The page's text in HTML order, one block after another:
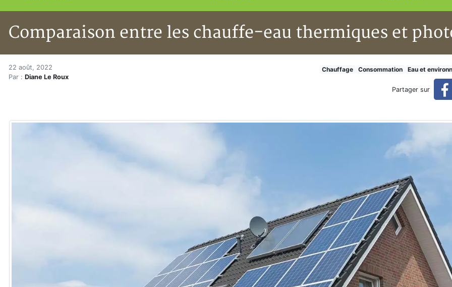
Comparaison entre les chauffe-eau thermiques et
Accueil
Articles
Comparaison entre les chauffe-eau thermiques et
22 août, 2022
Par : Diane Le Roux
Chauffage Consommation Eau et
Partager sur